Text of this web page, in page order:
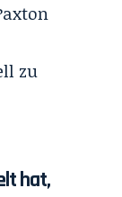
zu
hat,